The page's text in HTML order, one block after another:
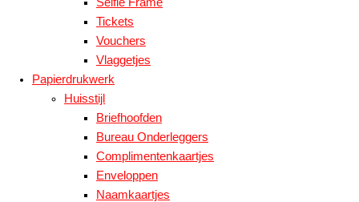
Selfie Frame
Tickets
Vouchers
Vlaggetjes
Papierdrukwerk
Huisstijl
Briefhoofden
Bureau Onderleggers
Complimentenkaartjes
Enveloppen
Naamkaartjes